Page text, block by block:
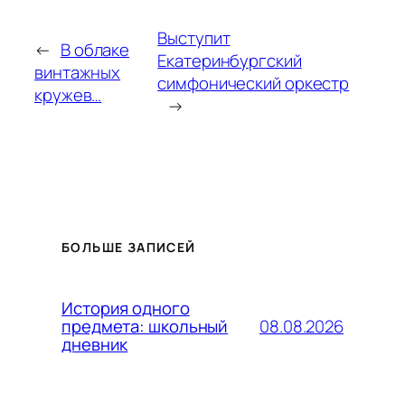
← В облаке
винтажных
кружев…
Выступит
Екатеринбургский
симфонический оркестр
→
БОЛЬШЕ ЗАПИСЕЙ
История одного
предмета: школьный
дневник
08.08.2026